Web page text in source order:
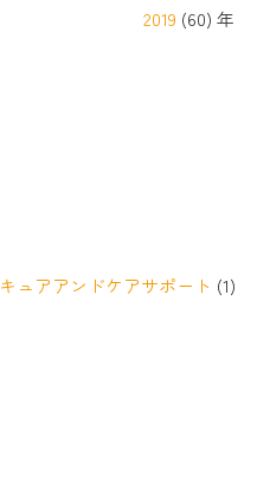
2019 (60) 年
ュアアンドケアサポート (1)